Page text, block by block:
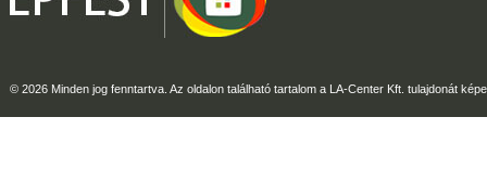
© 2026 Minden jog fenntartva. Az oldalon található tartalom a LA-Center Kft. tulajdonát